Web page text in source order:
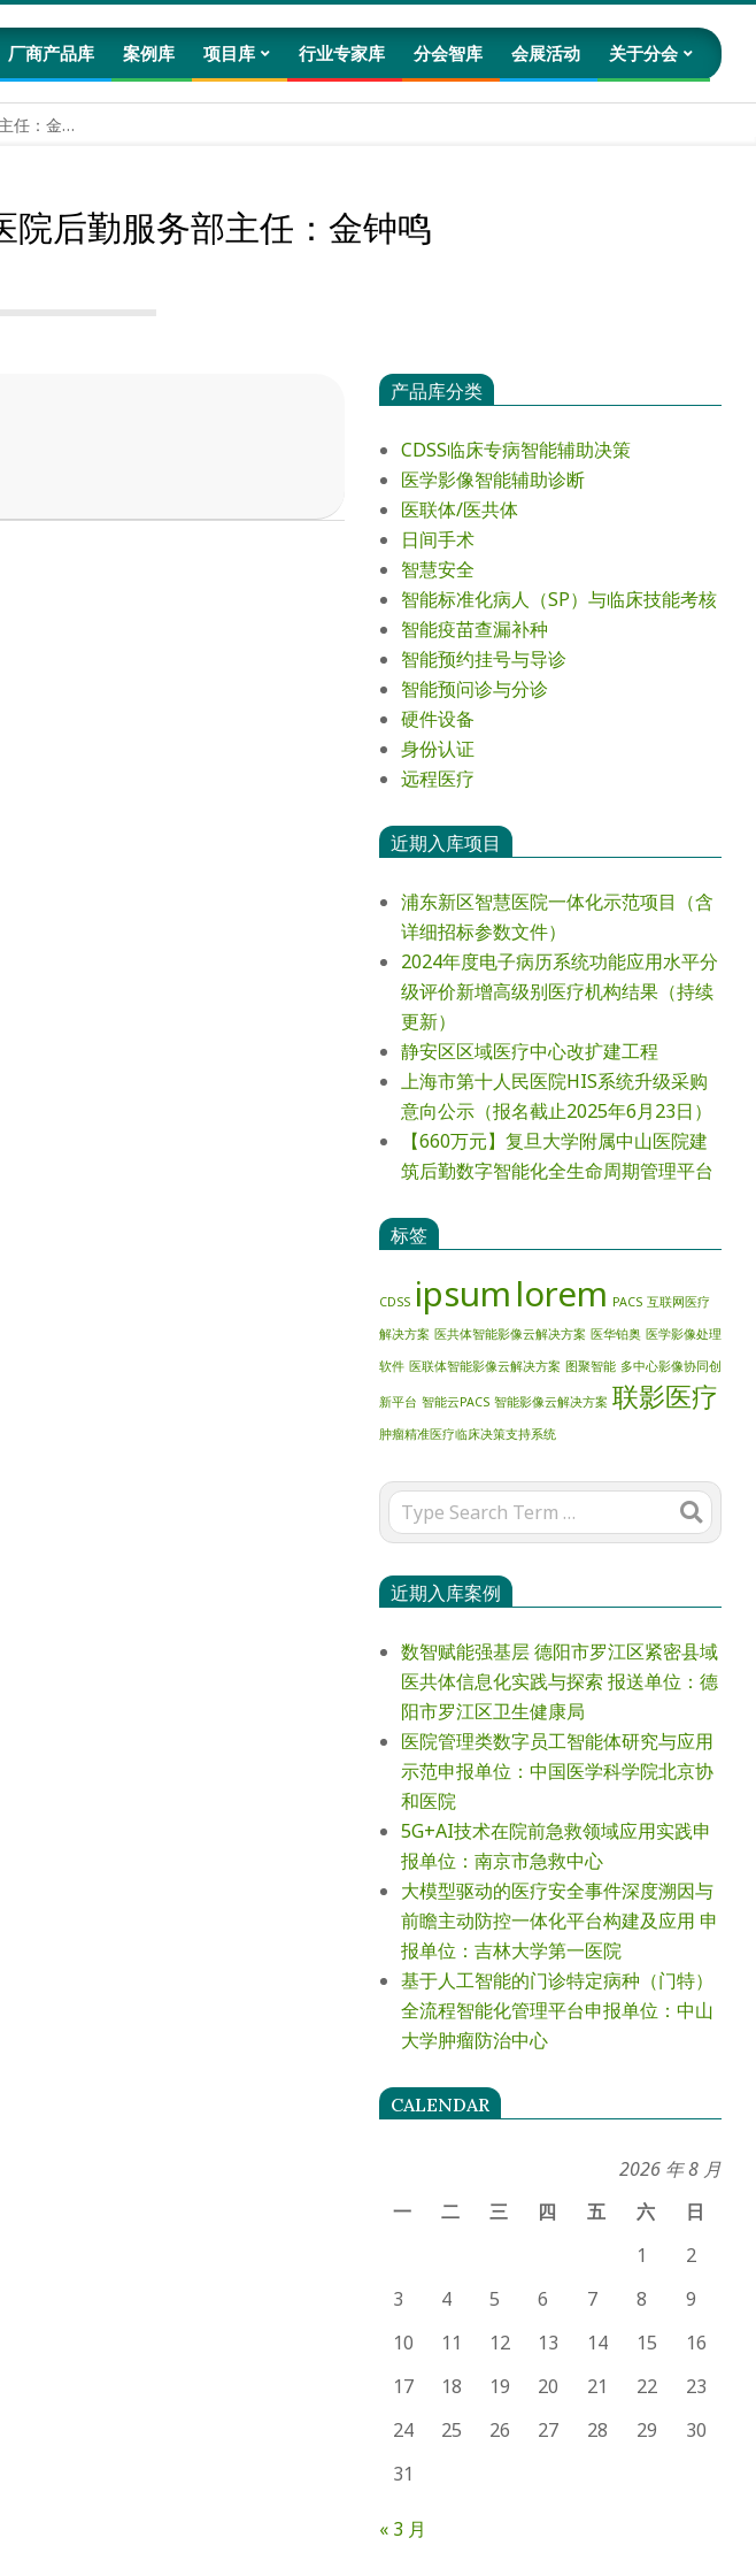
厂商产品库 案例库 项目库 行业专家库 分会智库 会展活动 关于分会
上海交通大学医学院附属新华医院后勤服务部主任：金钟鸣
后勤服务部主任：金钟鸣
产品库分类
CDSS临床专病智能辅助决策
医学影像智能辅助诊断
医联体/医共体
日间手术
智慧安全
智能标准化病人（SP）与临床技能考核
智能疫苗查漏补种
智能预约挂号与导诊
智能预问诊与分诊
硬件设备
身份认证
远程医疗
近期入库项目
浦东新区智慧医院一体化示范项目（含
详细招标参数文件）
2024年度电⼦病历系统功能应⽤⽔平分
级评价新增⾼级别医疗机构结果（持续
更新）
静安区区域医疗中心改扩建工程
上海市第十人民医院HIS系统升级采购
意向公示（报名截止2025年6月23日）
【660万元】复旦大学附属中山医院建
筑后勤数字智能化全生命周期管理平台
标签
CDSS ipsum lorem PACS 互联网医疗
解决方案 医共体智能影像云解决方案 医华铂奥 医学影像处理
软件 医联体智能影像云解决方案 图聚智能 多中心影像协同创
新平台 智能云PACS 智能影像云解决方案 联影医疗
肿瘤精准医疗临床决策支持系统
Search
近期入库案例
数智赋能强基层 德阳市罗江区紧密县域
医共体信息化实践与探索 报送单位：德
阳市罗江区卫生健康局
医院管理类数字员工智能体研究与应用
示范申报单位：中国医学科学院北京协
和医院
5G+AI技术在院前急救领域应用实践申
报单位：南京市急救中心
大模型驱动的医疗安全事件深度溯因与
前瞻主动防控一体化平台构建及应用 申
报单位：吉林大学第一医院
基于人工智能的门诊特定病种（门特）
全流程智能化管理平台申报单位：中山
大学肿瘤防治中心
CALENDAR
2026 年 8 月
一
二 三 四 五 六
日
1
2
3
4 5 6 7 8
9
10
11 12 13 14 15
16
17
18 19 20 21 22
23
24
25 26 27 28 29
30
31
« 3 月